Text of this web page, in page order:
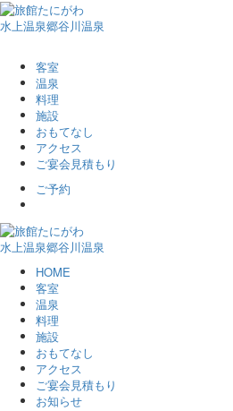
水上温泉郷谷川温泉
客室
温泉
料理
施設
おもてなし
アクセス
ご宴会見積もり
ご予約
水上温泉郷谷川温泉
HOME
客室
温泉
料理
施設
おもてなし
アクセス
ご宴会見積もり
お知らせ